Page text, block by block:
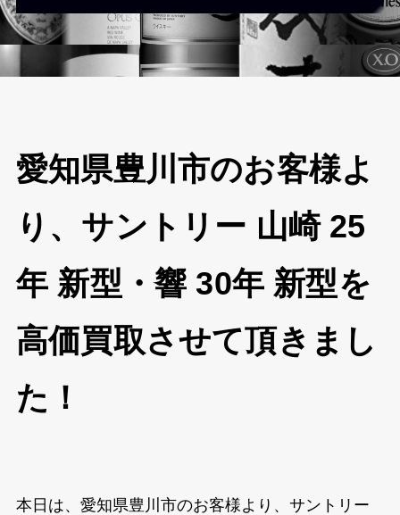
愛知県豊川市のお客様よ
り、サントリー 山崎 25
年 新型・響 30年 新型を
高価買取させて頂きまし
た！
本日は、愛知県豊川市のお客様より、サントリー